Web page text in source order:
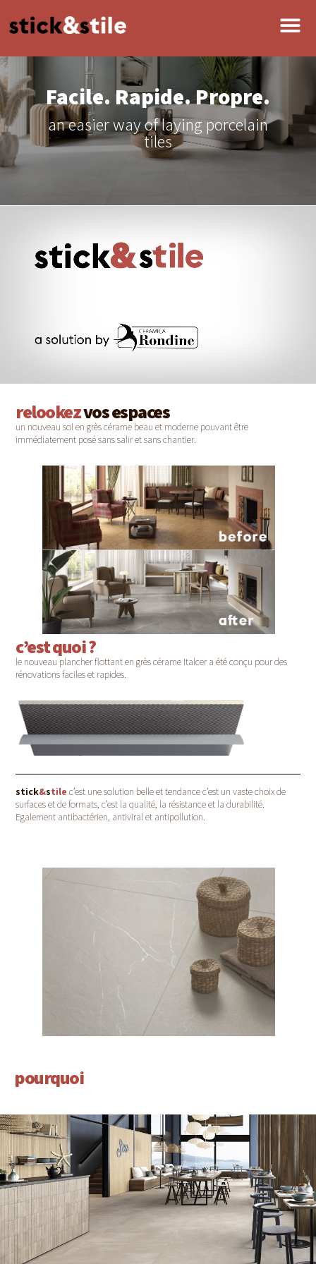
Facile. Rapide. Propre.
an easier way of laying porcelain
tiles
relookezvos espaces
un nouveau sol en grès cérame beau et moderne pouvant être
immédiatement posé sans salir et sans chantier.
c’est quoi ?
le nouveau plancher flottant en grès cérame Italcer a été conçu pour des
rénovations faciles et rapides.
stick&stile c’est une solution belle et tendance c’est un vaste choix de
surfaces et de formats, c’est la qualité, la résistance et la durabilité.
Egalement antibactérien, antiviral et antipollution.
pourquoi